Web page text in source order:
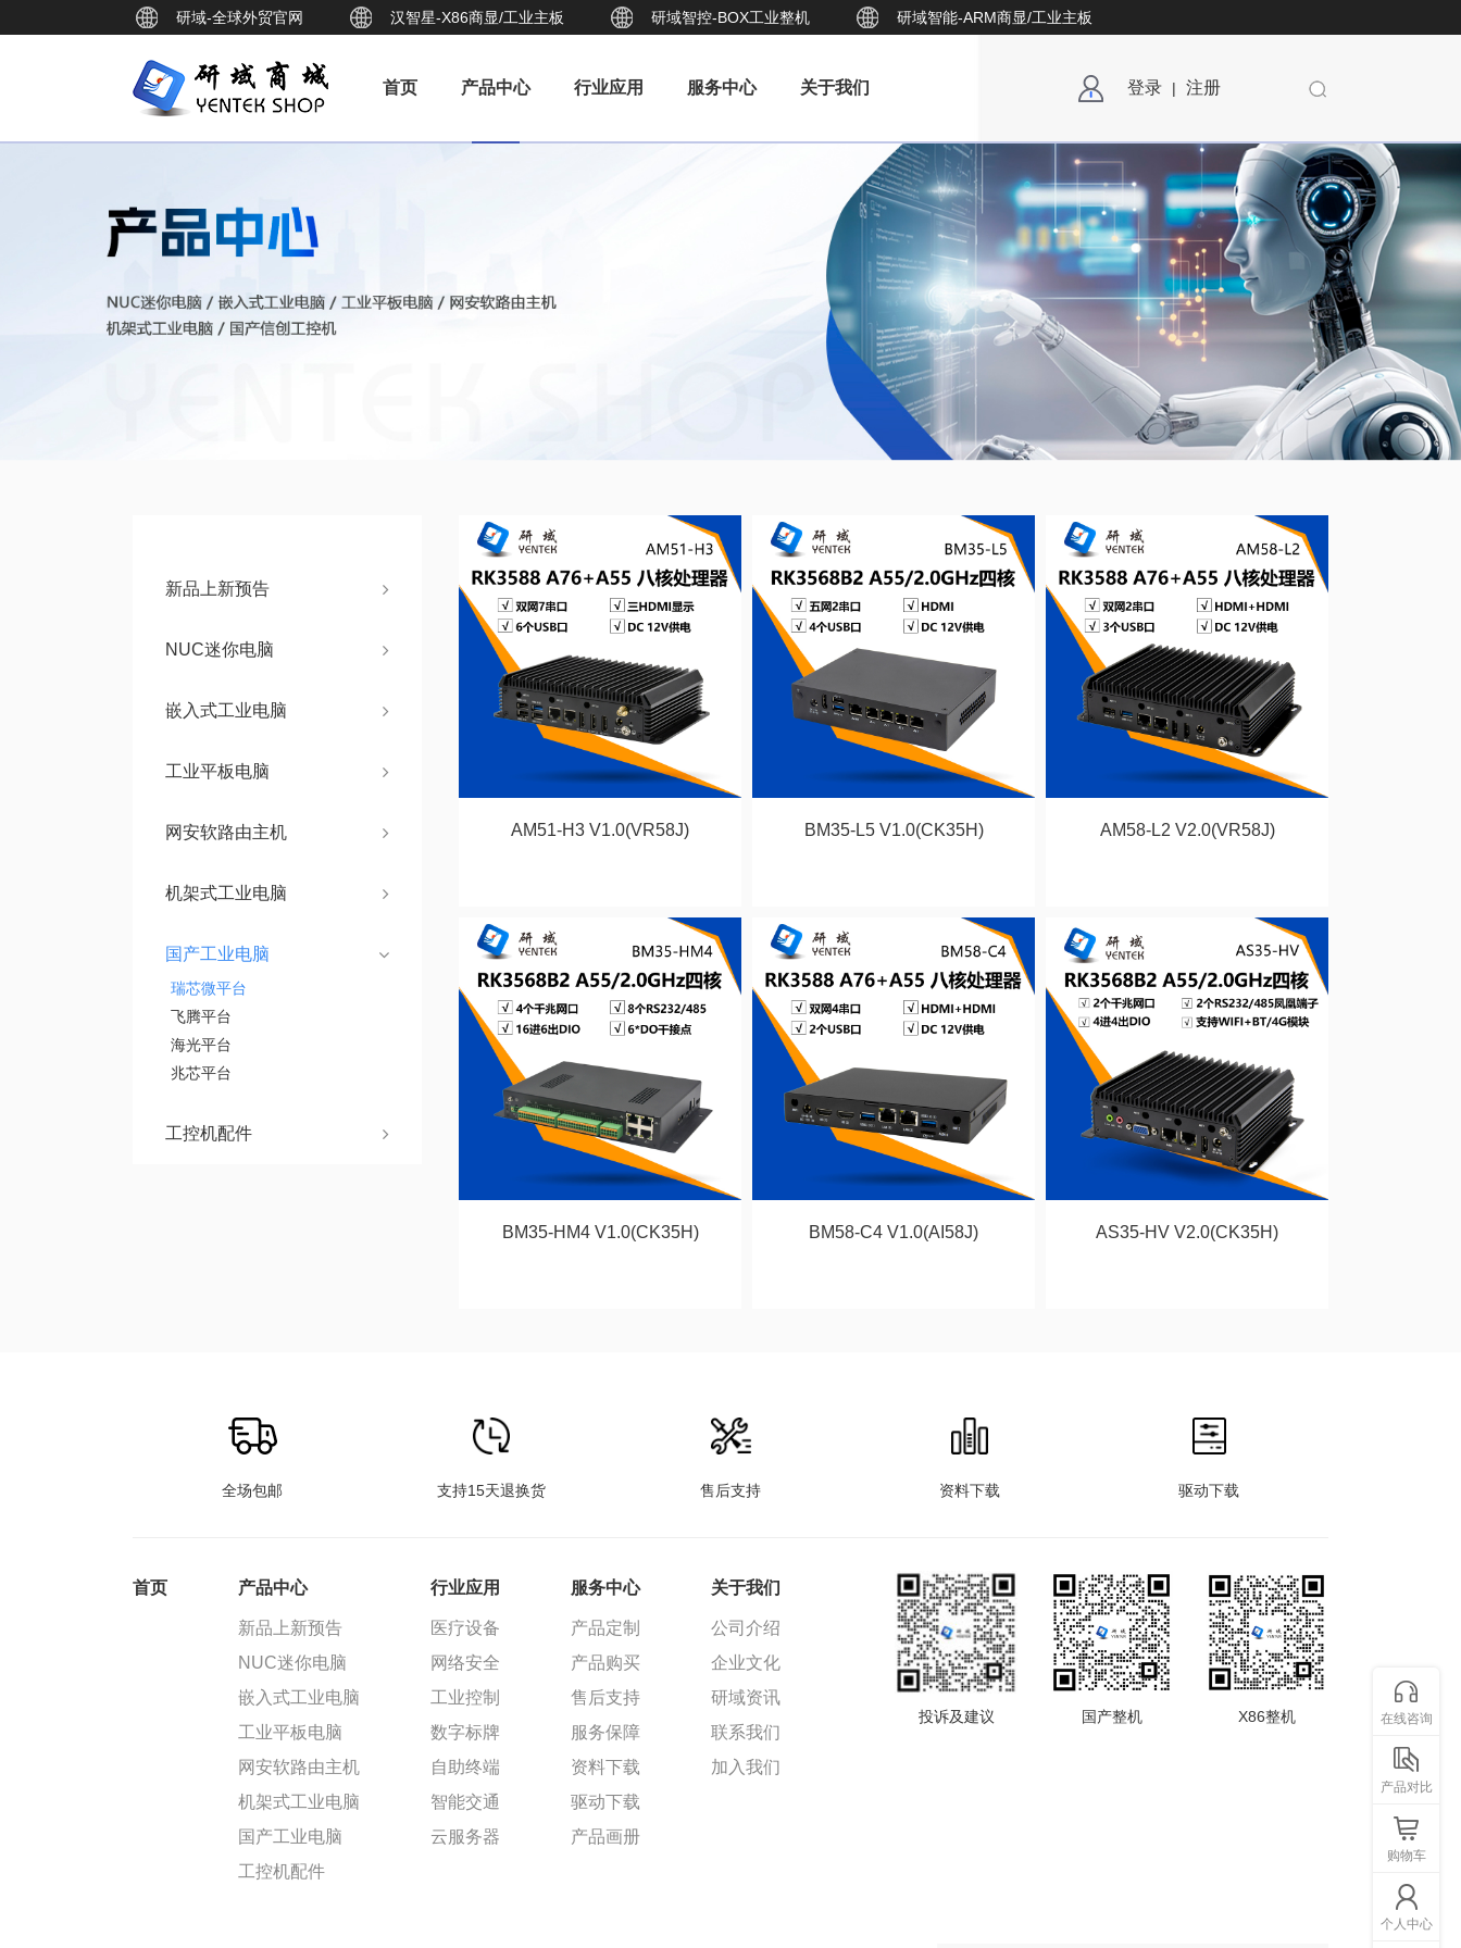
研域-全球外贸官网 汉智星-X86商显/工业主板 研域智控-BOX工业整机
研域智能-ARM商显/工业主板
首页 产品中心 行业应用 服务中心 关于我们 登录 | 注册
新品上新预告
NUC迷你电脑
嵌入式工业电脑
工业平板电脑
网安软路由主机
机架式工业电脑
国产工业电脑
瑞芯微平台
飞腾平台
海光平台
兆芯平台
工控机配件
AM51-H3 V1.0(VR58J) BM35-L5 V1.0(CK35H) AM58-L2 V2.0(VR58J)
BM35-HM4 V1.0(CK35H) BM58-C4 V1.0(AI58J) AS35-HV V2.0(CK35H)
全场包邮 支持15天退换货 售后支持 资料下载 驱动下载
首页 产品中心
新品上新预告
NUC迷你电脑
嵌入式工业电脑
工业平板电脑
网安软路由主机
机架式工业电脑
国产工业电脑
工控机配件
行业应用
医疗设备
网络安全
工业控制
数字标牌
自助终端
智能交通
云服务器
服务中心
产品定制
产品购买
售后支持
服务保障
资料下载
驱动下载
产品画册
关于我们
公司介绍
企业文化
研域资讯
联系我们
加入我们
投诉及建议 国产整机 X86整机 在线咨询
产品对比
购物车
个人中心